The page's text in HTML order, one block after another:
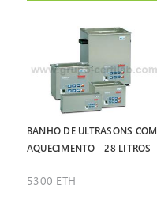
BANHO DE ULTRASONS COM
AQUECIMENTO - 28 LITROS
5300 ETH